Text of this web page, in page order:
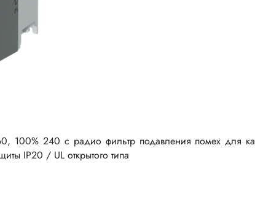
100% 240 с радио фильтр подавления помех для
IP20 / UL открытого типа